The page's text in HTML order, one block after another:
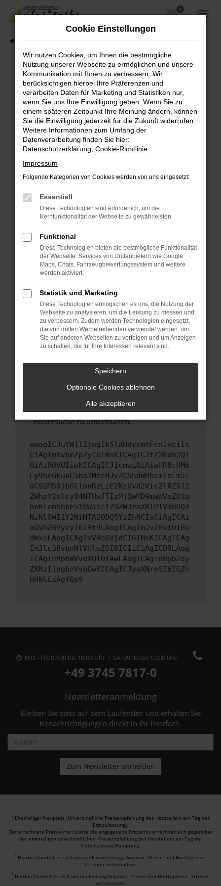
Zum
Hauptinhalt
0
Fehler: Network Error
Beim Laden ist ein Fehler aufgetreten.
Hier sind ein paar Tipps, die dir helfen können:
Überprüfe deine Firewall und deine
Internetverbindung.
Laden andere Webseiten, zum Beispiel deine
Suchmaschine?
Prüfe deine Browsererweiterungen.
Manche Erweiterungen, wie Werbeblocker,
können das Laden bestimmter Seiten
verhindern. Funktioniert die Seite in einem
Fenster?
Starte dein Gerät neu.
Das kann manchmal helfen, vorübergehende
Probleme zu beheben.
Betriebssystem auf dem neuesten Stand
sind.
Veraltete Software birgt nicht nur ein
Sicherheitsrisiko, sondern kann auch dazu
führen, dass bestimmte Funktionen nicht mehr
unterstützt werden.
Wende dich an den Webseitenbetreiber.
Wenn du alle oben genannten Schritte versucht
hast, kontaktiere uns bitte. Wir werden
versuchen, das Problem zu beheben. Du kannst
uns diesen Text schicken, um uns bei der
Fehlersuche zu unterstützen:
ewogICJuYW1lIjogIk5ldHdvcmtFcnJvciIs
CiAgImNvbmZpZyI6IHsKICAgICJtZXRob2Qi
OiAiR0VUIiwKICAgICJ1cmwiOiAiaHR0cHM6
Ly9hcGkueC5ha3MtcHJvZC5hdWRhcmlzLm5l
dC92MS9jbGllbnRzLzE2NzUvd2Vic2l0ZS12
ZWhpY2xlcy84NTUwJTIzMjQwMD9maWVsZD1p
bnRlcm5hbE51bWJlciZ3ZWJzaXRlPTVmOGQ3
NzNlOWI1Y2NiNTA2ODQ5YzZhNCIsCiAgICAi
aGVhZGVycyI6IHt9LAogICAgImJvZHkiOiBu
dWxsLAogICAgImV4cGVjdCI6IHsKICAgICAg
InJlc3BvbnNlVHlwZSI6ICIiCiAgICB9LAog
ICAgInRpbWVvdXQiOiAwLAogICAgInByb2dy
ZXNzIjogbnVsbCwKICAgICJyaXNreSI6IGZh
bHNlCiAgfQp9
MO - FR: 07:00 bis 18:00 Uhr | SA: 09:30 bis 12:00 Uhr
+49 3745 7817-0
Newsletteranmeldung
Bleiben Sie stets auf dem Laufenden und erhalten Sie
Benachrichtigungen direkt in Ihr Postfach.
1 Ehemaliger Neupreis (Unverbindliche Preisempfehlung des Herstellers am Tag der
Erstzulassung).
Der errechnete Preisvorteil sowie die angegebene Ersparnis errechnet sich gegenüber
der ehemaligen unverbindlichen Preisempfehlung des Herstellers am Tag der
Erstzulassung (Neupreis).
2 Hierbei handelt es sich um ein Finanzierungs-Angebot. Preise sind Bruttopreise.
Irrtümer vorbehalten.
3 Hierbei handelt es sich um ein Leasing-Angebot. Preise sind Bruttopreise. Irrtümer
vorbehalten.
Cookie Einstellungen
Wir nutzen Cookies, um Ihnen die bestmögliche
Nutzung unserer Webseite zu ermöglichen und unsere
Kommunikation mit Ihnen zu verbessern. Wir
berücksichtigen hierbei Ihre Präferenzen und
verarbeiten Daten für Marketing und Statistiken nur,
wenn Sie uns Ihre Einwilligung geben. Wenn Sie zu
einem späteren Zeitpunkt Ihre Meinung ändern, können
Sie die Einwilligung jederzeit für die Zukunft widerrufen.
Weitere Informationen zum Umfang der
Datenverarbeitung finden Sie hier:
Datenschutzerklärung Cookie-Richtlinie
Impressum
Folgende Kategorien von Cookies werden von uns eingesetzt:
Essentiell
Diese Technologien sind erforderlich, um die
Kernfunktionalität der Webseite zu gewährleisten.
Funktional
Diese Technologien bieten die bestmögliche Funktionalität
der Webseite. Services von Drittanbietern wie Google
Maps, Chats, Fahrzeugbewertungssystem und weitere
werden aktiviert.
Statistik und Marketing
Diese Technologien ermöglichen es uns, die Nutzung der
Webseite zu analysieren, um die Leistung zu messen und
zu verbessern. Zudem werden Technologien eingesetzt,
die von dritten Werbetreibenden verwendet werden, um
Sie auf anderen Webseiten zu verfolgen und um Anzeigen
zu schalten, die für Ihre Interessen relevant sind.
Speichern
Optionale Cookies ablehnen
Alle akzeptieren